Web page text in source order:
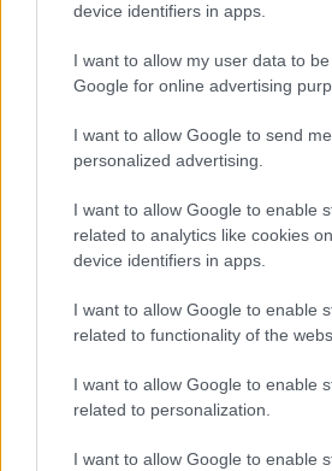
device identifiers in apps.
I want to allow my user data to
Google for online advertising
I want to allow Google to send me
personalized advertising.
I want to allow Google to enable
related to analytics like cookies
device identifiers in apps.
I want to allow Google to enable
related to functionality of the
I want to allow Google to enable
related to personalization.
I want to allow Google to enable
Cómo los delincuentes están
normativa cripto europea
Diego Martín · 6 Ago 2026
COTIZACIONES CRYPTO
Nombre
Bitcoin